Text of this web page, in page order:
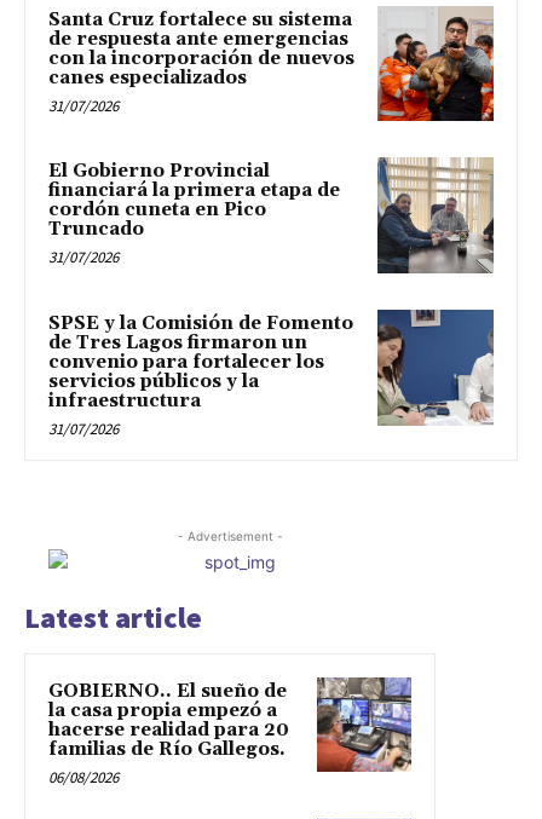
Santa Cruz fortalece su sistema
de respuesta ante emergencias
con la incorporación de nuevos
canes especializados
31/07/2026
El Gobierno Provincial
financiará la primera etapa de
cordón cuneta en Pico
Truncado
31/07/2026
SPSE y la Comisión de Fomento
de Tres Lagos firmaron un
convenio para fortalecer los
servicios públicos y la
infraestructura
31/07/2026
- Advertisement -
Latest article
GOBIERNO.. El sueño de
la casa propia empezó a
hacerse realidad para 20
familias de Río Gallegos.
06/08/2026